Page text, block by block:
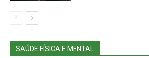
SAÚDE FÍSICA E MENTAL